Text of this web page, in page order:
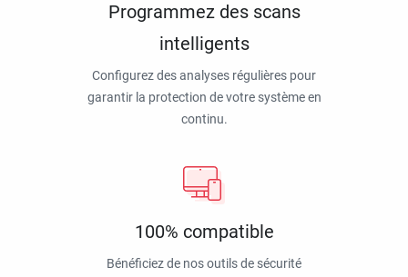
Programmez des scans
intelligents
Configurez des analyses régulières pour
garantir la protection de votre système en
continu.
100% compatible
Bénéficiez de nos outils de sécurité